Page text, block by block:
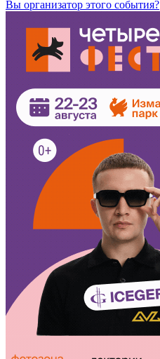
Вы организатор этого события?